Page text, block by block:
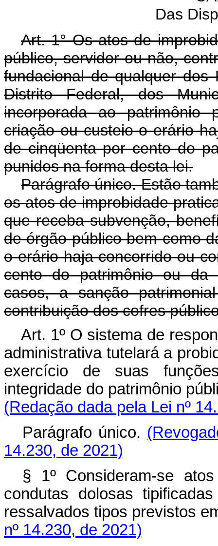
Das
Art. 1° Os atos de
público, servidor ou não,
fundacional de qualquer
Distrito Federal, dos
incorporada ao
criação ou custeio o erário
de cinqüenta por cento do
punidos na forma desta lei.
Parágrafo único. Estão
os atos de improbidade
que receba subvenção,
de órgão público bem como
o erário haja concorrido ou
cento do patrimônio ou da
casos, a sanção
contribuição dos cofres
Art. 1º O sistema de
administrativa tutelará a
exercício de suas
integridade do patrimônio
(Redação dada pela Lei nº
Parágrafo único.
14.230, de 2021)
§ 1º Consideram-se
condutas dolosas
ressalvados tipos
nº 14.230, de 2021)